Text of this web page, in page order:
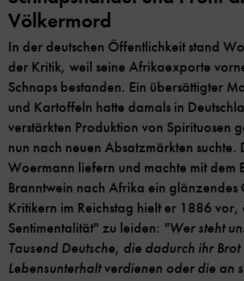
Völkermord
In der deutschen Öffentlichkeit stand
der Kritik, weil seine Afrikaexporte
Schnaps bestanden. Ein übersättigter
und Kartoffeln hatte damals in
verstärkten Produktion von Spirituosen
nun nach neuen Absatzmärkten suchte.
Woermann liefern und machte mit dem
Branntwein nach Afrika ein glänzendes
Kritikern im Reichstag hielt er 1886
Sentimentalität" zu leiden: "Wer steht
Tausend Deutsche, die dadurch ihr Brot
Lebensunterhalt verdienen oder die an